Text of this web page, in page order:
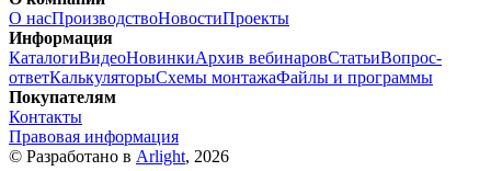
О насПроизводствоНовостиПроекты
Информация
КаталогиВидеоНовинкиАрхив вебинаровСтатьиВопрос-
ответКалькуляторыСхемы монтажаФайлы и программы
Покупателям
Контакты
Правовая информация
© Разработано в Arlight, 2026